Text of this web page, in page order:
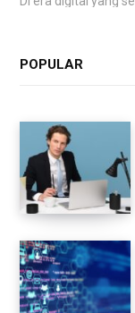
POPULAR